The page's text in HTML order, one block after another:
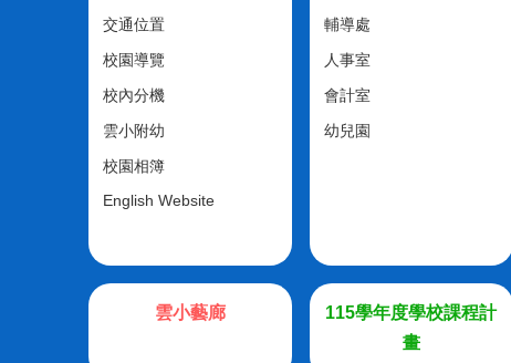
交通位置
校園導覽
校內分機
雲小附幼
校園相簿
English Website
輔導處
人事室
會計室
幼兒園
雲小藝廊
115學年度學校課程計
畫